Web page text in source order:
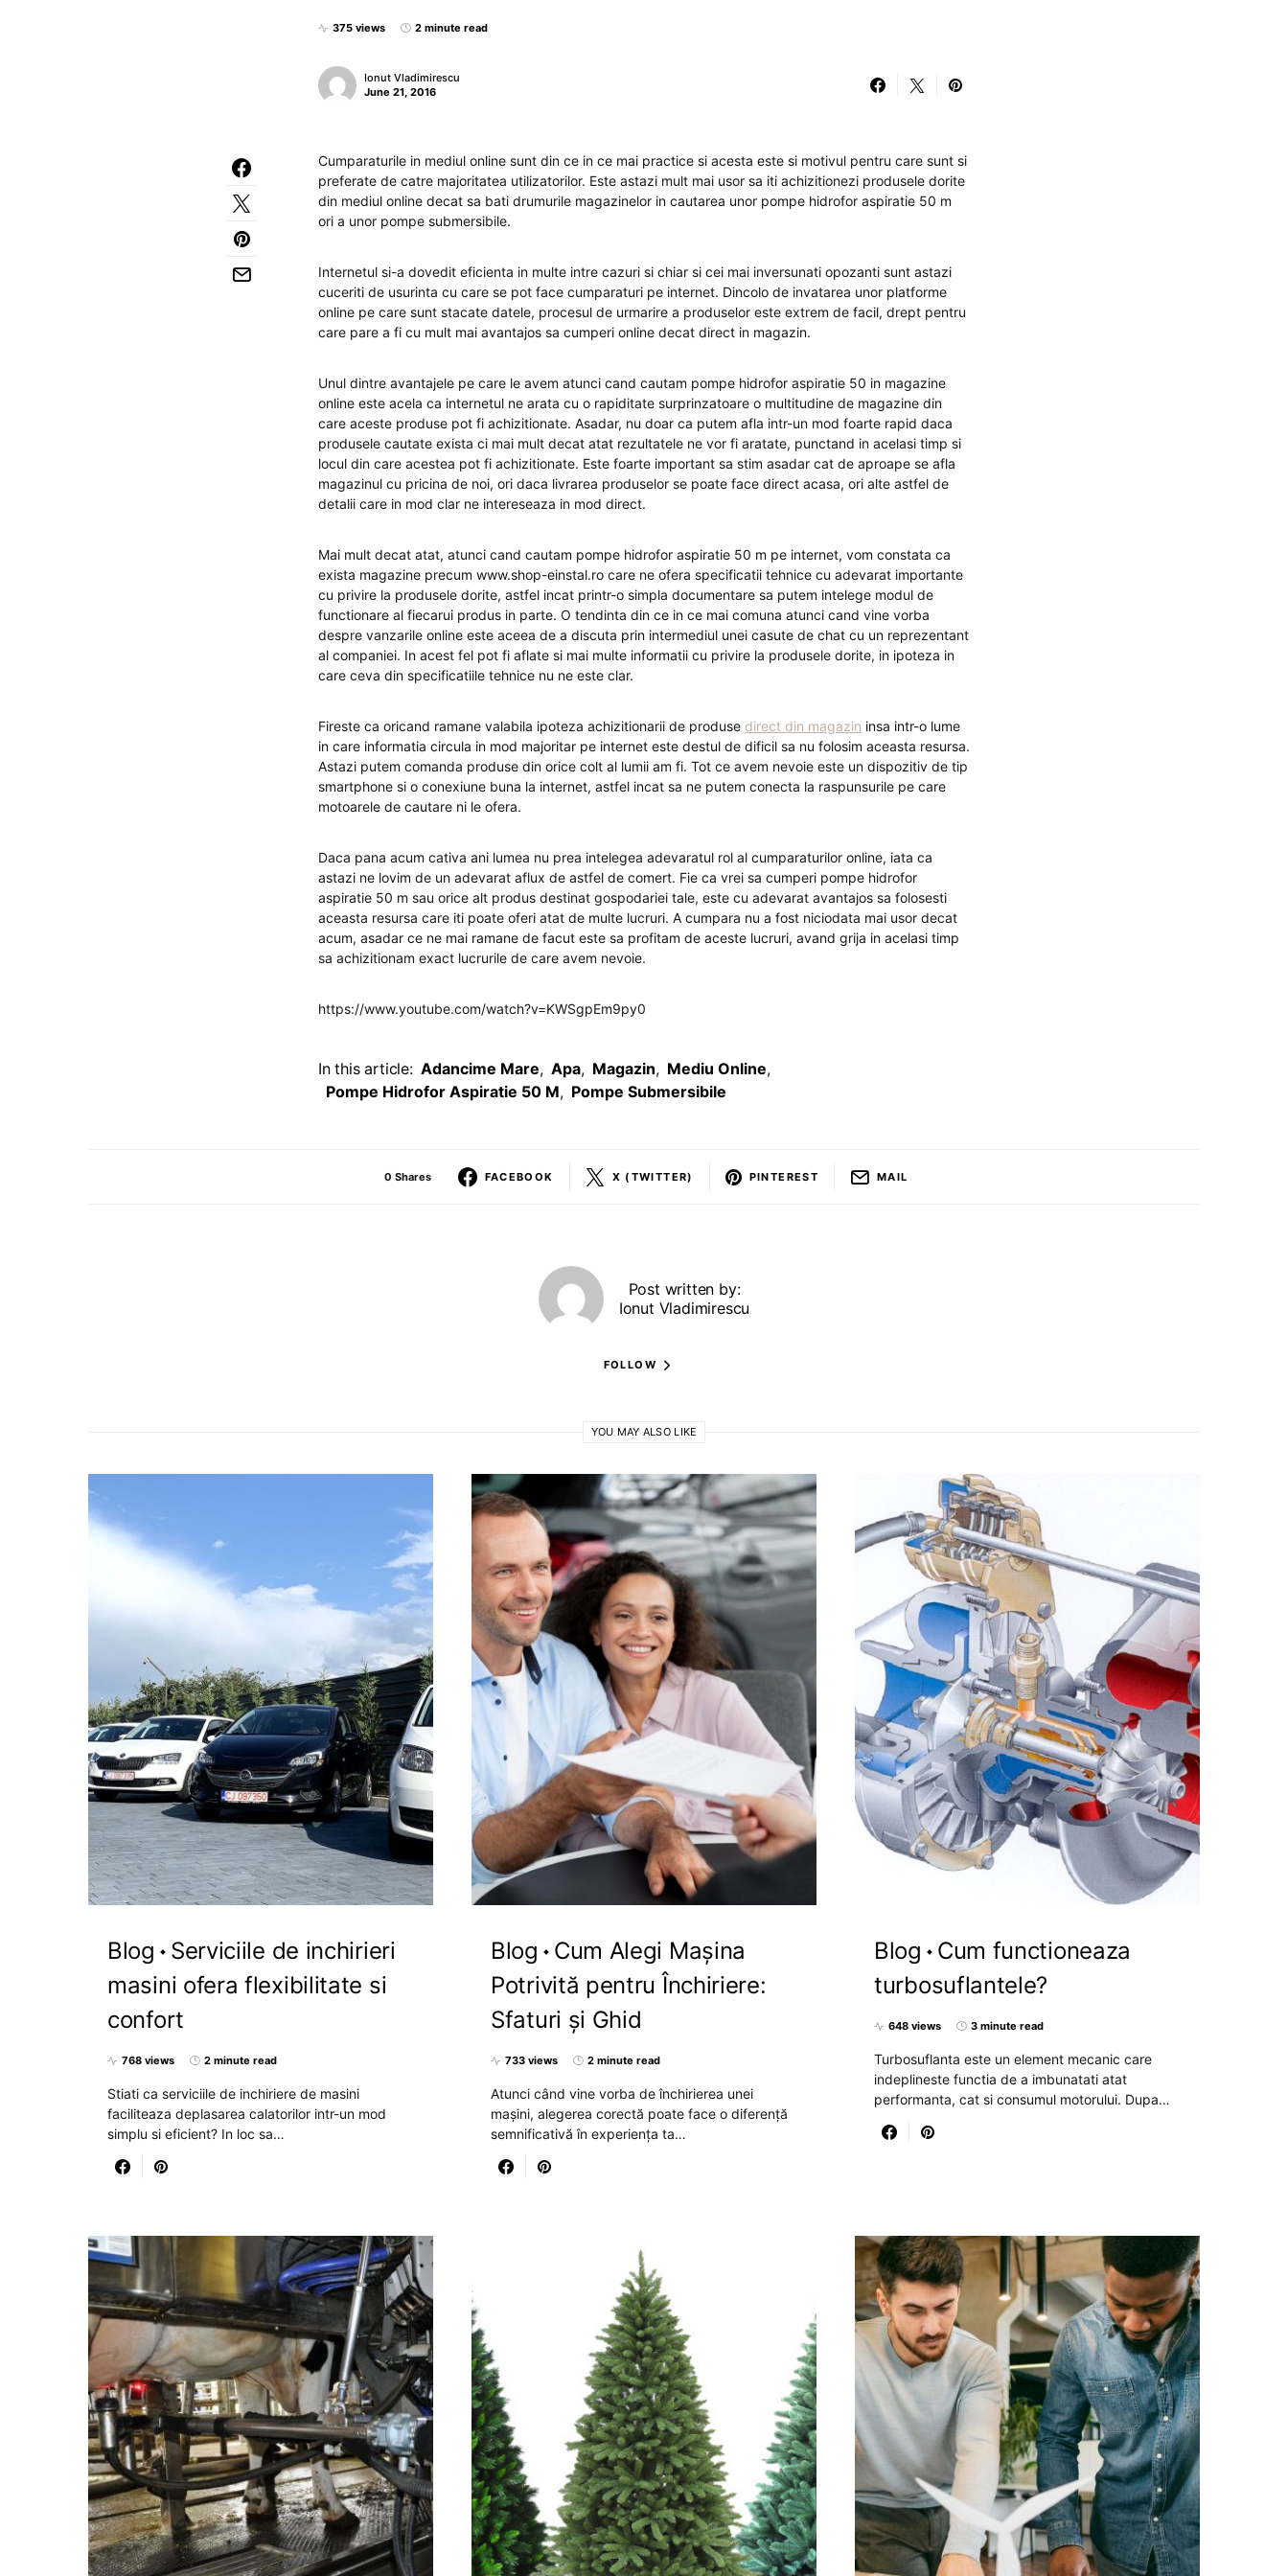
375 views 2 minute read
Ionut Vladimirescu
June 21, 2016
Cumparaturile in mediul online sunt din ce in ce mai practice si acesta este si motivul pentru care sunt si
preferate de catre majoritatea utilizatorilor. Este astazi mult mai usor sa iti achizitionezi produsele dorite
din mediul online decat sa bati drumurile magazinelor in cautarea unor pompe hidrofor aspiratie 50 m
ori a unor pompe submersibile.
Internetul si-a dovedit eficienta in multe intre cazuri si chiar si cei mai inversunati opozanti sunt astazi
cuceriti de usurinta cu care se pot face cumparaturi pe internet. Dincolo de invatarea unor platforme
online pe care sunt stacate datele, procesul de urmarire a produselor este extrem de facil, drept pentru
care pare a fi cu mult mai avantajos sa cumperi online decat direct in magazin.
Unul dintre avantajele pe care le avem atunci cand cautam pompe hidrofor aspiratie 50 in magazine
online este acela ca internetul ne arata cu o rapiditate surprinzatoare o multitudine de magazine din
care aceste produse pot fi achizitionate. Asadar, nu doar ca putem afla intr-un mod foarte rapid daca
produsele cautate exista ci mai mult decat atat rezultatele ne vor fi aratate, punctand in acelasi timp si
locul din care acestea pot fi achizitionate. Este foarte important sa stim asadar cat de aproape se afla
magazinul cu pricina de noi, ori daca livrarea produselor se poate face direct acasa, ori alte astfel de
detalii care in mod clar ne intereseaza in mod direct.
Mai mult decat atat, atunci cand cautam pompe hidrofor aspiratie 50 m pe internet, vom constata ca
exista magazine precum www.shop-einstal.ro care ne ofera specificatii tehnice cu adevarat importante
cu privire la produsele dorite, astfel incat printr-o simpla documentare sa putem intelege modul de
functionare al fiecarui produs in parte. O tendinta din ce in ce mai comuna atunci cand vine vorba
despre vanzarile online este aceea de a discuta prin intermediul unei casute de chat cu un reprezentant
al companiei. In acest fel pot fi aflate si mai multe informatii cu privire la produsele dorite, in ipoteza in
care ceva din specificatiile tehnice nu ne este clar.
Fireste ca oricand ramane valabila ipoteza achizitionarii de produse direct din magazin insa intr-o lume
in care informatia circula in mod majoritar pe internet este destul de dificil sa nu folosim aceasta resursa.
Astazi putem comanda produse din orice colt al lumii am fi. Tot ce avem nevoie este un dispozitiv de tip
smartphone si o conexiune buna la internet, astfel incat sa ne putem conecta la raspunsurile pe care
motoarele de cautare ni le ofera.
Daca pana acum cativa ani lumea nu prea intelegea adevaratul rol al cumparaturilor online, iata ca
astazi ne lovim de un adevarat aflux de astfel de comert. Fie ca vrei sa cumperi pompe hidrofor
aspiratie 50 m sau orice alt produs destinat gospodariei tale, este cu adevarat avantajos sa folosesti
aceasta resursa care iti poate oferi atat de multe lucruri. A cumpara nu a fost niciodata mai usor decat
acum, asadar ce ne mai ramane de facut este sa profitam de aceste lucruri, avand grija in acelasi timp
sa achizitionam exact lucrurile de care avem nevoie.
https://www.youtube.com/watch?v=KWSgpEm9py0
In this article: Adancime Mare, Apa, Magazin, Mediu Online,
Pompe Hidrofor Aspiratie 50 M, Pompe Submersibile
0 Shares FACEBOOK X (TWITTER) PINTEREST MAIL
Post written by:
Ionut Vladimirescu
FOLLOW
YOU MAY ALSO LIKE
Blog
Serviciile de inchirieri
masini ofera flexibilitate si
confort
768 views 2 minute read
Stiati ca serviciile de inchiriere de masini
faciliteaza deplasarea calatorilor intr-un mod
simplu si eficient? In loc sa…
Blog
Cum Alegi Mașina
Potrivită pentru Închiriere:
Sfaturi și Ghid
733 views 2 minute read
Atunci când vine vorba de închirierea unei
mașini, alegerea corectă poate face o diferență
semnificativă în experiența ta…
Blog
Cum functioneaza
turbosuflantele?
648 views 3 minute read
Turbosuflanta este un element mecanic care
indeplineste functia de a imbunatati atat
performanta, cat si consumul motorului. Dupa…